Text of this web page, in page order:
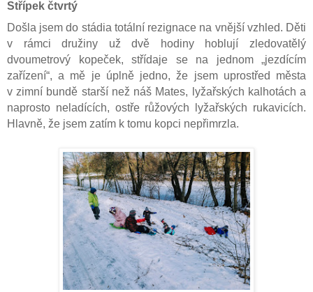
Střípek čtvrtý
Došla jsem do stádia totální rezignace na vnější vzhled. Děti
v rámci družiny už dvě hodiny hoblují zledovatělý
dvoumetrový kopeček, střídaje se na jednom „jezdícím
zařízení“, a mě je úplně jedno, že jsem uprostřed města
v zimní bundě starší než náš Mates, lyžařských kalhotách a
naprosto neladících, ostře růžových lyžařských rukavicích.
Hlavně, že jsem zatím k tomu kopci nepřimrzla.